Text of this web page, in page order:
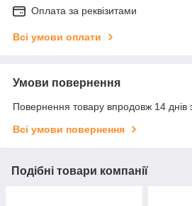
Оплата за реквізитами
Всі умови оплати
Умови повернення
Повернення товару впродовж 14 днів
Всі умови повернення
Подібні товари компанії